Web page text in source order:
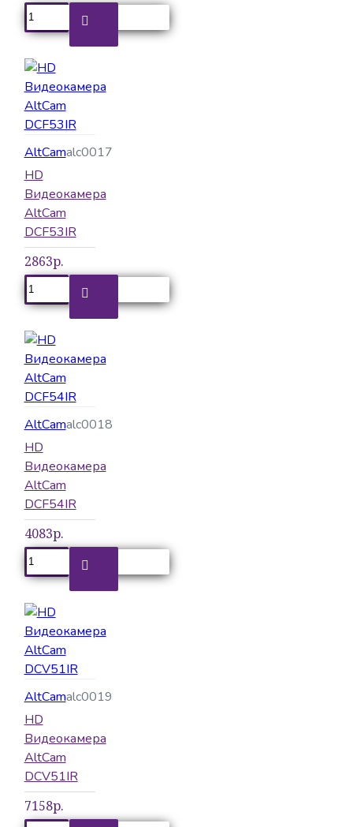
AltCamalc0017
HD
Видеокамера
AltCam
DCF53IR
2863р.
AltCamalc0018
HD
Видеокамера
AltCam
DCF54IR
4083р.
AltCamalc0019
HD
Видеокамера
AltCam
DCV51IR
7158р.